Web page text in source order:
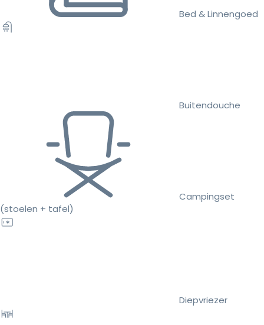
Bed & Linnengoed
Buitendouche
Campingset
(stoelen + tafel)
Diepvriezer